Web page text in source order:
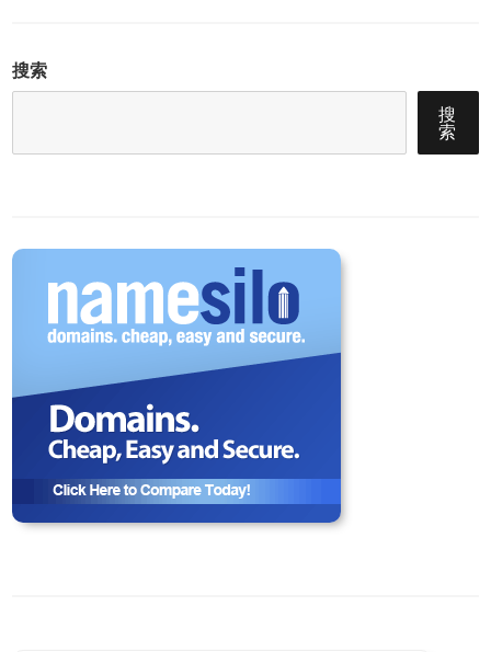
搜索
搜
索